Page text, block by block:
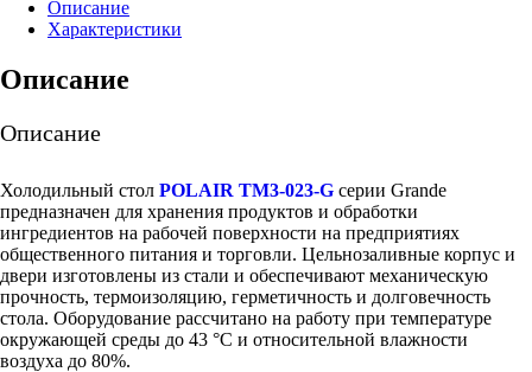
Описание
Характеристики
Описание
Описание
Холодильный стол POLAIR TM3-023-G серии Grande
предназначен для хранения продуктов и обработки
ингредиентов на рабочей поверхности на предприятиях
общественного питания и торговли. Цельнозаливные корпус и
двери изготовлены из стали и обеспечивают механическую
прочность, термоизоляцию, герметичность и долговечность
стола. Оборудование рассчитано на работу при температуре
окружающей среды до 43 °С и относительной влажности
воздуха до 80%.